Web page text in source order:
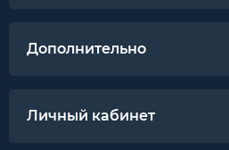
Дополнительно
Личный кабинет